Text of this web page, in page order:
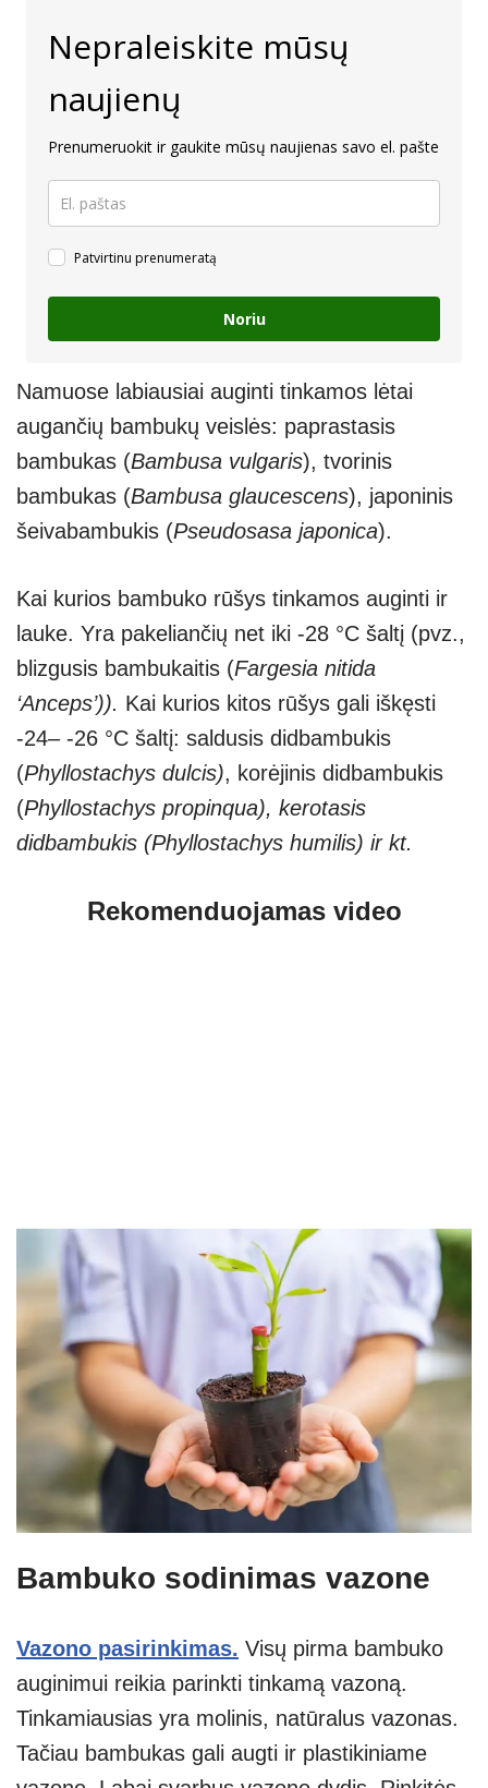
Nepraleiskite mūsų
naujienų
Prenumeruokit ir gaukite mūsų naujienas savo el. pašte
Patvirtinu prenumeratą
Noriu
Namuose labiausiai auginti tinkamos lėtai
augančių bambukų veislės: paprastasis
bambukas (Bambusa vulgaris), tvorinis
bambukas (Bambusa glaucescens), japoninis
šeivabambukis (Pseudosasa japonica).
Kai kurios bambuko rūšys tinkamos auginti ir
lauke. Yra pakeliančių net iki -28 °C šaltį (pvz.,
blizgusis bambukaitis (Fargesia nitida
‘Anceps’)). Kai kurios kitos rūšys gali iškęsti
-24– -26 °C šaltį: saldusis didbambukis
(Phyllostachys dulcis), korėjinis didbambukis
(Phyllostachys propinqua), kerotasis
didbambukis (Phyllostachys humilis) ir kt.
Rekomenduojamas video
Bambuko sodinimas vazone
Vazono pasirinkimas. Visų pirma bambuko
auginimui reikia parinkti tinkamą vazoną.
Tinkamiausias yra molinis, natūralus vazonas.
Tačiau bambukas gali augti ir plastikiniame